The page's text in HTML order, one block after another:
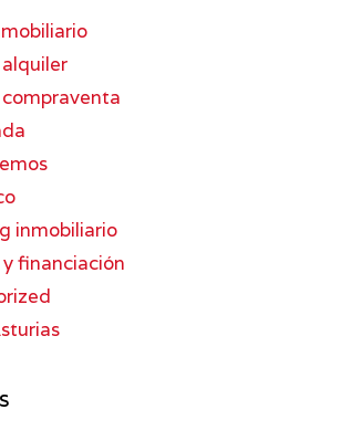
compraventa
inmobiliario
financiación